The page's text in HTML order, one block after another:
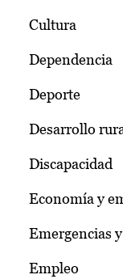
Cultura
Dependencia
Deporte
Desarrollo
Discapacidad
Economía y
Emergencias
Empleo